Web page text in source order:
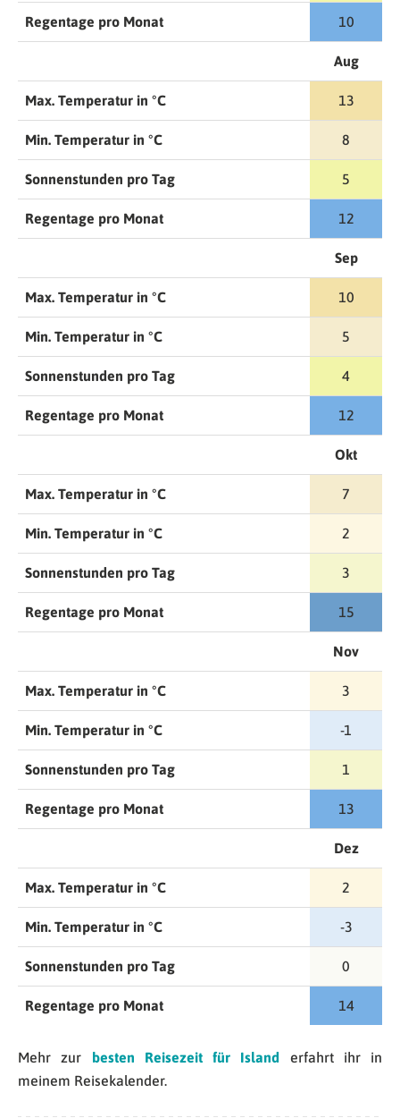
Regentage pro Monat 10
Aug
Max. Temperatur in °C 13
Min. Temperatur in °C 8
Sonnenstunden pro Tag 5
Regentage pro Monat 12
Sep
Max. Temperatur in °C 10
Min. Temperatur in °C 5
Sonnenstunden pro Tag 4
Regentage pro Monat 12
Okt
Max. Temperatur in °C 7
Min. Temperatur in °C 2
Sonnenstunden pro Tag 3
Regentage pro Monat 15
Nov
Max. Temperatur in °C 3
Min. Temperatur in °C -1
Sonnenstunden pro Tag 1
Regentage pro Monat 13
Dez
Max. Temperatur in °C 2
Min. Temperatur in °C -3
Sonnenstunden pro Tag 0
Regentage pro Monat 14
Mehr zur besten Reisezeit für Island erfahrt ihr in
meinem Reisekalender.